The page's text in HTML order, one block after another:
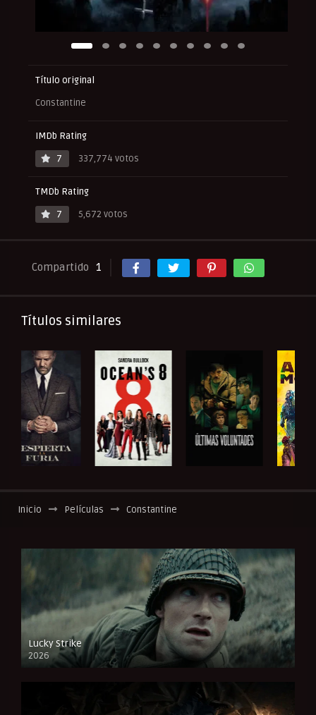
Título original
Constantine
IMDb Rating
7
337,774 votos
TMDb Rating
7
5,672 votos
Compartido 1
Títulos similares
Inicio Películas Constantine
Lucky Strike
2026
FULL HD